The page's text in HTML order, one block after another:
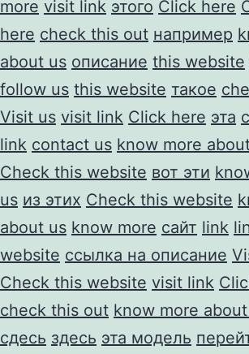
more visit link этого Click here
here check this out например
about us описание this website
follow us this website такое
Visit us visit link Click here эта
link contact us know more
Check this website вот эти
us из этих Check this website
about us know more сайт link
website ссылка на описание
Check this website visit link
check this out know more
сдесь здесь эта модель